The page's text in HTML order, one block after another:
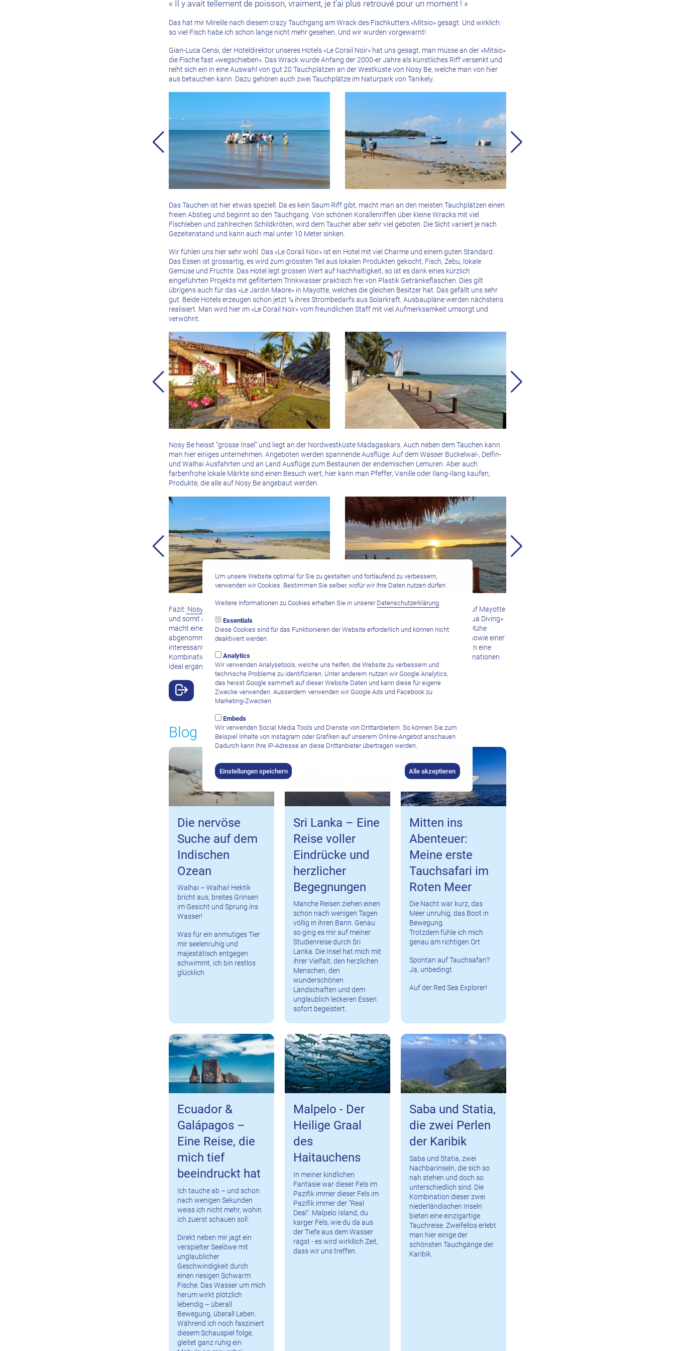
« Il y avait tellement de poisson, vraiment, je t’ai plus retrouvé pour un moment ! »
Das hat mir Mireille nach diesem crazy Tauchgang am Wrack des Fischkutters «Mitsio» gesagt. Und wirklich:
so viel Fisch habe ich schon lange nicht mehr gesehen. Und wir wurden vorgewarnt!
Gian-Luca Censi, der Hoteldirektor unseres Hotels «Le Corail Noir» hat uns gesagt, man müsse an der «Mitsio»
die Fische fast «wegschieben». Das Wrack wurde Anfang der 2000-er Jahre als künstliches Riff versenkt und
reiht sich ein in eine Auswahl von gut 20 Tauchplätzen an der Westküste von Nosy Be, welche man von hier
aus betauchen kann. Dazu gehören auch zwei Tauchplätze im Naturpark von Tanikely.
Das Tauchen ist hier etwas speziell. Da es kein Saum Riff gibt, macht man an den meisten Tauchplätzen einen
freien Abstieg und beginnt so den Tauchgang. Von schönen Korallenriffen über kleine Wracks mit viel
Fischleben und zahlreichen Schildkröten, wird dem Taucher aber sehr viel geboten. Die Sicht variiert je nach
Gezeitenstand und kann auch mal unter 10 Meter sinken.
Wir fühlen uns hier sehr wohl. Das «Le Corail Noir» ist ein Hotel mit viel Charme und einem guten Standard.
Das Essen ist grossartig, es wird zum grössten Teil aus lokalen Produkten gekocht, Fisch, Zebu, lokale
Gemüse und Früchte. Das Hotel legt grossen Wert auf Nachhaltigkeit, so ist es dank eines kürzlich
eingeführten Projekts mit gefiltertem Trinkwasser praktisch frei von Plastik Getränkeflaschen. Dies gilt
übrigens auch für das «Le Jardin Maore» in Mayotte, welches die gleichen Besitzer hat. Das gefällt uns sehr
gut. Beide Hotels erzeugen schon jetzt ¼ ihres Strombedarfs aus Solarkraft, Ausbaupläne werden nächstens
realisiert. Man wird hier im «Le Corail Noir» vom freundlichen Staff mit viel Aufmerksamkeit umsorgt und
verwöhnt.
Nosy Be heisst “grosse Insel” und liegt an der Nordwestküste Madagaskars. Auch neben dem Tauchen kann
man hier einiges unternehmen. Angeboten werden spannende Ausflüge: Auf dem Wasser Buckelwal-, Delfin-
und Walhai Ausfahrten und an Land Ausflüge zum Bestaunen der endemischen Lemuren. Aber auch
farbenfrohe lokale Märkte sind einen Besuch wert, hier kann man Pfeffer, Vanille oder Ilang-Ilang kaufen,
Produkte, die alle auf Nosy Be angebaut werden.
Fazit: Nosy Be ist eine lohnende Tauchdestination
. Es gibt hier deutlich mehr Tauchtourismus als auf Mayotte
und somit auch mehr andere Taucher an den Tauchplätzen. Aber das hoteleigene Tauchcenter «Aqua Diving»
macht einen sehr guten Job, der Tauchbetrieb ist durchdacht und als Taucher wird einem jegliche Mühe
abgenommen. Das Zusammenspiel von spannendem Tauchen, guter Hotellerie und Gastronomie, sowie einer
interessanten Insel versprechen gelungene, entspannte und erlebnisreiche Ferien. Wer Zeit hat, kann eine
Kombination mit der Insel Mayotte ins Auge fassen, da sich unserer Meinung nach die beiden Destinationen
ideal ergänzen.
Blog
Die nervöse
Suche auf dem
Indischen
Ozean
Walhai – Walhai! Hektik
bricht aus, breites Grinsen
im Gesicht und Sprung ins
Wasser!
Was für ein anmutiges Tier
mir seelenruhig und
majestätisch entgegen
schwimmt, ich bin restlos
glücklich.
Sri Lanka – Eine
Reise voller
Eindrücke und
herzlicher
Begegnungen
Manche Reisen ziehen einen
schon nach wenigen Tagen
völlig in ihren Bann. Genau
so ging es mir auf meiner
Studienreise durch Sri
Lanka. Die Insel hat mich mit
ihrer Vielfalt, den herzlichen
Menschen, den
wunderschönen
Landschaften und dem
unglaublich leckeren Essen
sofort begeistert.
Mitten ins
Abenteuer:
Meine erste
Tauchsafari im
Roten Meer
Die Nacht war kurz, das
Meer unruhig, das Boot in
Bewegung.
Trotzdem fühle ich mich
genau am richtigen Ort.
Spontan auf Tauchsafari?
Ja, unbedingt.
Auf der Red Sea Explorer!
Ecuador &
Galápagos –
Eine Reise, die
mich tief
beeindruckt hat
Ich tauche ab – und schon
nach wenigen Sekunden
weiss ich nicht mehr, wohin
ich zuerst schauen soll.
Direkt neben mir jagt ein
verspielter Seelöwe mit
unglaublicher
Geschwindigkeit durch
einen riesigen Schwarm
Fische. Das Wasser um mich
herum wirkt plötzlich
lebendig – überall
Bewegung, überall Leben.
Während ich noch fasziniert
diesem Schauspiel folge,
gleitet ganz ruhig ein
Malpelo - Der
Heilige Graal
des
Haitauchens
In meiner kindlichen
Fantasie war dieser Fels im
Pazifik immer dieser Fels im
Pazifik immer der "Real
Deal". Malpelo Island, du
karger Fels, wie du da aus
der Tiefe aus dem Wasser
ragst - es wird wirkllich Zeit,
dass wir uns treffen.
Saba und Statia,
die zwei Perlen
der Karibik
Saba und Statia, zwei
Nachbarinseln, die sich so
nah stehen und doch so
unterschiedlich sind. Die
Kombination dieser zwei
niederländischen Inseln
bieten eine einzigartige
Tauchreise. Zweifellos erlebt
man hier einige der
schönsten Tauchgänge der
Karibik.
Um unsere Website optimal für Sie zu gestalten und fortlaufend zu verbessern,
verwenden wir Cookies. Bestimmen Sie selber, wofür wir Ihre Daten nutzen dürfen.
Weitere Informationen zu Cookies erhalten Sie in unserer Datenschutzerklärung
Essentials
Diese Cookies sind für das Funktionieren der Website erforderlich und können nicht
deaktiviert werden.
Analytics
Wir verwenden Analysetools, welche uns helfen, die Website zu verbessern und
technische Probleme zu identifizieren. Unter anderem nutzen wir Google Analytics,
das heisst Google sammelt auf dieser Website Daten und kann diese für eigene
Zwecke verwenden. Ausserdem verwenden wir Google Ads und Facebook zu
Marketing-Zwecken.
Embeds
Wir verwenden Social Media Tools und Dienste von Drittanbietern. So können Sie zum
Beispiel Inhalte von Instagram oder Grafiken auf unserem Online-Angebot anschauen.
Dadurch kann Ihre IP-Adresse an diese Drittanbieter übertragen werden.
Einstellungen speichern Alle akzeptieren